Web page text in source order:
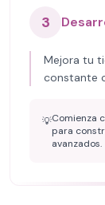
3
Mejora tu
constante
💡Comienza
para
avanzados.